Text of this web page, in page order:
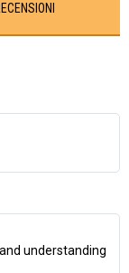
understanding